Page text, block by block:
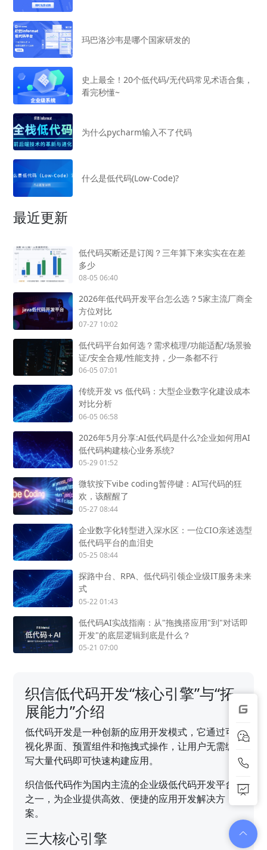
玛巴洛沙韦是哪个国家研发的
史上最全！20个低代码/无代码常见术语合集，
看完秒懂~
为什么pycharm输入不了代码
什么是低代码(Low-Code)?
最近更新
低代码买断还是订阅？三年算下来实实在在差
多少
08-05 06:40
2026年低代码开发平台怎么选？5家主流厂商全
方位对比
07-27 10:02
低代码平台如何选？需求梳理/功能适配/场景验
证/安全合规/性能支持，少一条都不行
06-05 07:01
传统开发 vs 低代码：大型企业数字化建设成本
对比分析
06-05 06:58
2026年5月分享:AI低代码是什么?企业如何用AI
低代码构建核心业务系统?
05-29 01:52
微软按下vibe coding暂停键：AI写代码的狂
欢，该醒醒了
05-27 08:44
企业数字化转型进入深水区：一位CIO亲述选型
低代码平台的血泪史
05-25 08:44
探路中台、RPA、低代码引领企业级IT服务未来
式
05-22 01:43
低代码AI实战指南：从"拖拽搭应用"到"对话即
开发"的底层逻辑到底是什么？
05-21 07:00
织信低代码开发“核心引擎”与“拓
展能力”介绍
低代码开发是一种创新的应用开发模式，它通过可
视化界面、预置组件和拖拽式操作，让用户无需编
写大量代码即可快速构建应用。
织信低代码作为国内主流的企业级低代码开发平台
之一，为企业提供高效、便捷的应用开发解决方
案。
三大核心引擎